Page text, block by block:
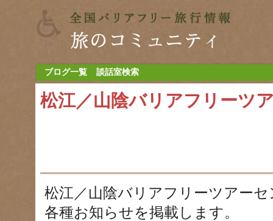
ブログ一覧 談話室検索
松江／山陰バリアフリーツ
松江／山陰バリアフリーツアー
各種お知らせを掲載します。